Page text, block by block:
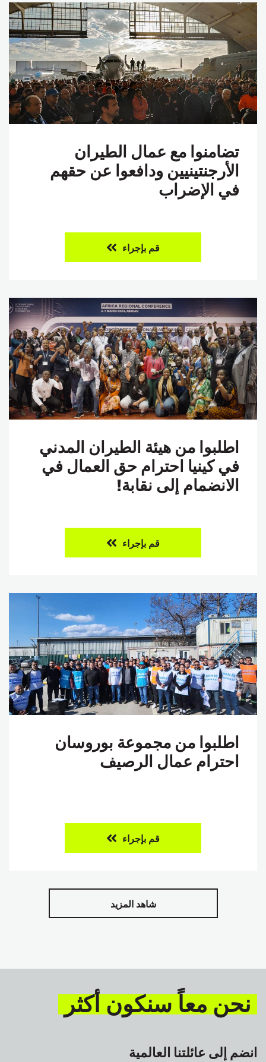
تضامنوا مع عمال الطيران
الأرجنتينيين ودافعوا عن حقهم
في الإضراب
قم بإجراء
اطلبوا من هيئة الطيران المدني
في كينيا احترام حق العمال في
الانضمام إلى نقابة!
قم بإجراء
اطلبوا من مجموعة بوروسان
احترام عمال الرصيف
قم بإجراء
شاهد المزيد
نحن معاً سنكون أكثر
انضم إلى عائلتنا العالمية